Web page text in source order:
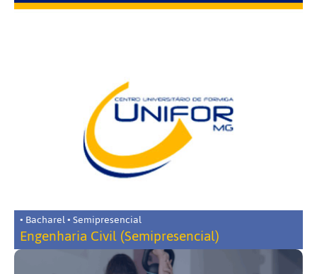
• Bacharel • Semipresencial
Engenharia Civil (Semipresencial)